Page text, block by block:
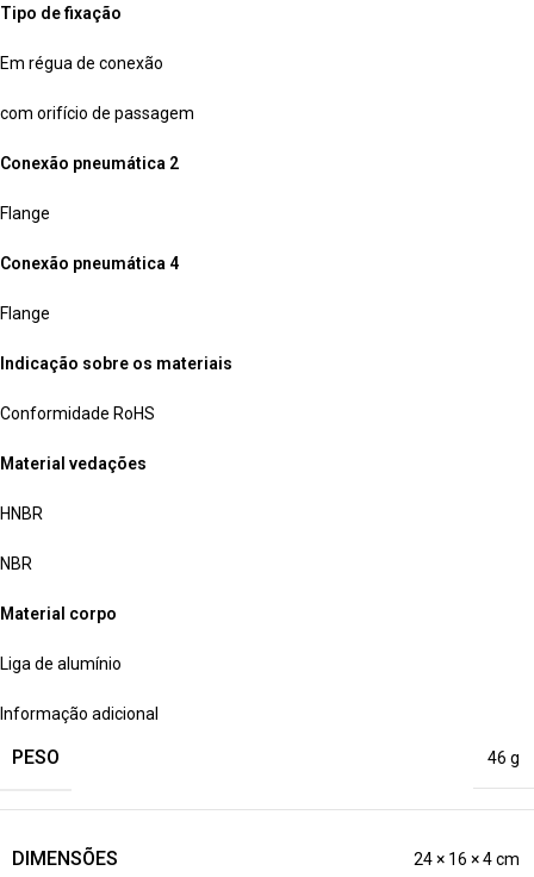
Tipo de fixação
Em régua de conexão
com orifício de passagem
Conexão pneumática 2
Flange
Conexão pneumática 4
Flange
Indicação sobre os materiais
Conformidade RoHS
Material vedações
HNBR
NBR
Material corpo
Liga de alumínio
Informação adicional
PESO 46 g
DIMENSÕES 24 × 16 × 4 cm